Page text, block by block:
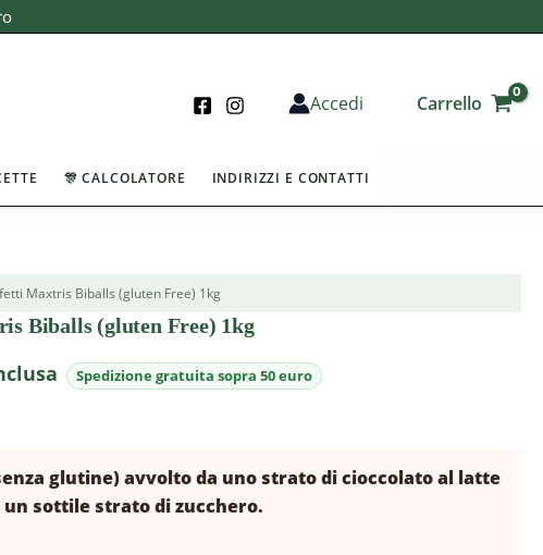
Accedi Carrello
🎊 CALCOLATORE INDIRIZZI E CONTATTI
Maxtris Biballs (gluten Free) 1kg
Biballs (gluten Free) 1kg
glutine) avvolto da uno strato di cioccolato al latte
sottile strato di zucchero.